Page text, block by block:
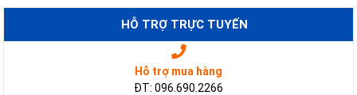
HỖ TRỢ TRỰC TUYẾN
Hỗ trợ mua hàng
ĐT: 096.690.2266